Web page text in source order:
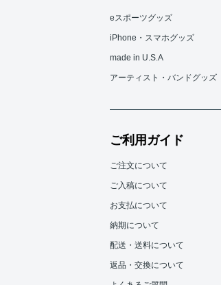
eスポーツグッズ
iPhone・スマホグッズ
made in U.S.A
アーティスト・バンドグッズ
ご利用ガイド
ご注文について
ご入稿について
お支払について
納期について
配送・送料について
返品・交換について